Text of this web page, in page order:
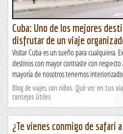
Cuba: Uno de los mejores
disfrutar de un viaje
Visitar Cuba es un sueño para cualquiera.
destinos con mayor contraste con
mayoría de nosotros tenemos
Blog de viajes con niños. Qué ver en tus
consejos útiles
¿Te vienes conmigo de safari